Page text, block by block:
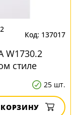
137017
W1730.2
стиле
25 шт.
КОРЗИНУ